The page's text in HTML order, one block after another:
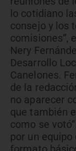
lo cotidiano
consejo y los
comisiones”,
Nery
Desarrollo
Canelones.
de la
no aparecer
que también
como se
por un